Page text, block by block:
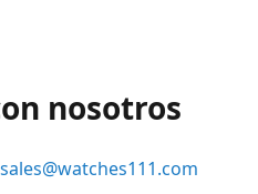
nosotros
sales@watches111.com